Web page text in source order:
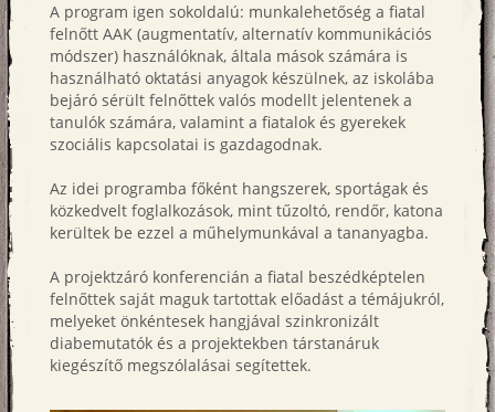
A program igen sokoldalú: munkalehetőség a fiatal
felnőtt AAK (augmentatív, alternatív kommunikációs
módszer) használóknak, általa mások számára is
használható oktatási anyagok készülnek, az iskolába
bejáró sérült felnőttek valós modellt jelentenek a
tanulók számára, valamint a fiatalok és gyerekek
szociális kapcsolatai is gazdagodnak.
Az idei programba főként hangszerek, sportágak és
közkedvelt foglalkozások, mint tűzoltó, rendőr, katona
kerültek be ezzel a műhelymunkával a tananyagba.
A projektzáró konferencián a fiatal beszédképtelen
felnőttek saját maguk tartottak előadást a témájukról,
melyeket önkéntesek hangjával szinkronizált
diabemutatók és a projektekben társtanáruk
kiegészítő megszólalásai segítettek.